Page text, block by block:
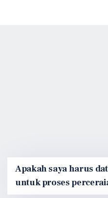
Apakah saya harus
untuk proses